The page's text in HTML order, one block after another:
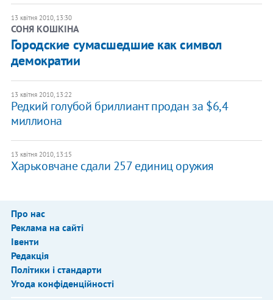
13 квітня 2010, 13:30
СОНЯ КОШКІНА
Городские сумасшедшие как символ
демократии
13 квітня 2010, 13:22
Редкий голубой бриллиант продан за $6,4
миллиона
13 квітня 2010, 13:15
Харьковчане сдали 257 единиц оружия
Про нас
Реклама на сайті
Івенти
Редакція
Політики і стандарти
Угода конфіденційності